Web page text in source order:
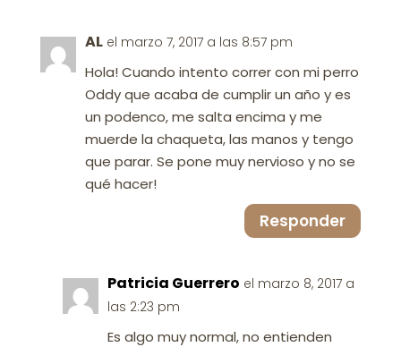
AL el marzo 7, 2017 a las 8:57 pm
Hola! Cuando intento correr con mi perro
Oddy que acaba de cumplir un año y es
un podenco, me salta encima y me
muerde la chaqueta, las manos y tengo
que parar. Se pone muy nervioso y no se
qué hacer!
Responder
Patricia Guerrero el marzo 8, 2017 a
las 2:23 pm
Es algo muy normal, no entienden